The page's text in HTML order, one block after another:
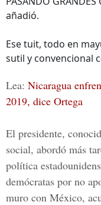
añadió.
Ese tuit, todo en
sutil y convencional
Lea: Nicaragua
2019, dice Ortega
El presidente,
social, abordó más
política
demócratas por no
muro con México,